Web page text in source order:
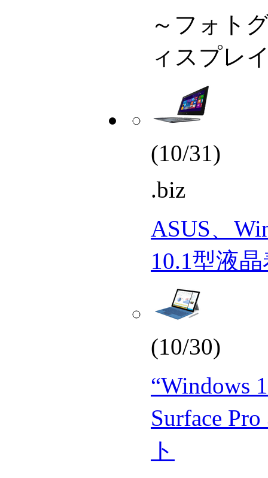
～フォト
ィスプレ
(10/31)
.biz
ASUS、
10.1型液
(10/30)
“Windows
Surface
ト